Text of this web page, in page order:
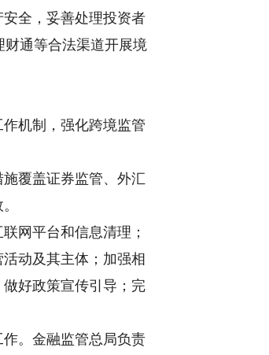
全，妥善处理投资者
通等合法渠道开展境
机制，强化跨境监管
覆盖证券监管、外汇
网平台和信息清理；
动及其主体；加强相
好政策宣传引导；完
。金融监管总局负责